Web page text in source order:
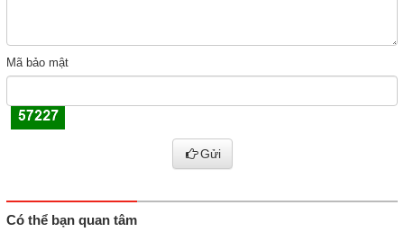
Mã bảo mật
Gửi
Có thể bạn quan tâm